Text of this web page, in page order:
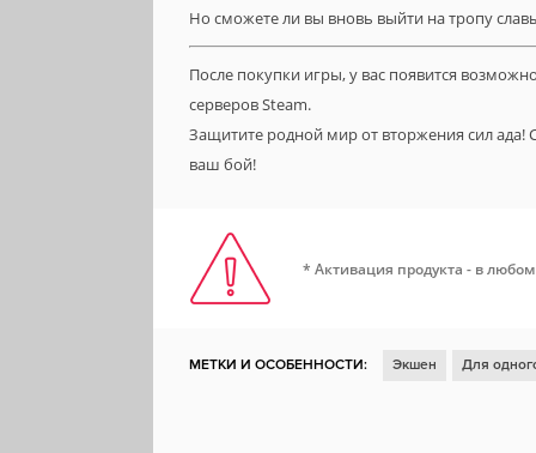
Но сможете ли вы вновь выйти на тропу
После покупки игры, у вас появится
серверов Steam.
Защитите родной мир от вторжения сил ада!
ваш бой!
* Активация продукта - в
МЕТКИ И ОСОБЕННОСТИ: Экшен Для